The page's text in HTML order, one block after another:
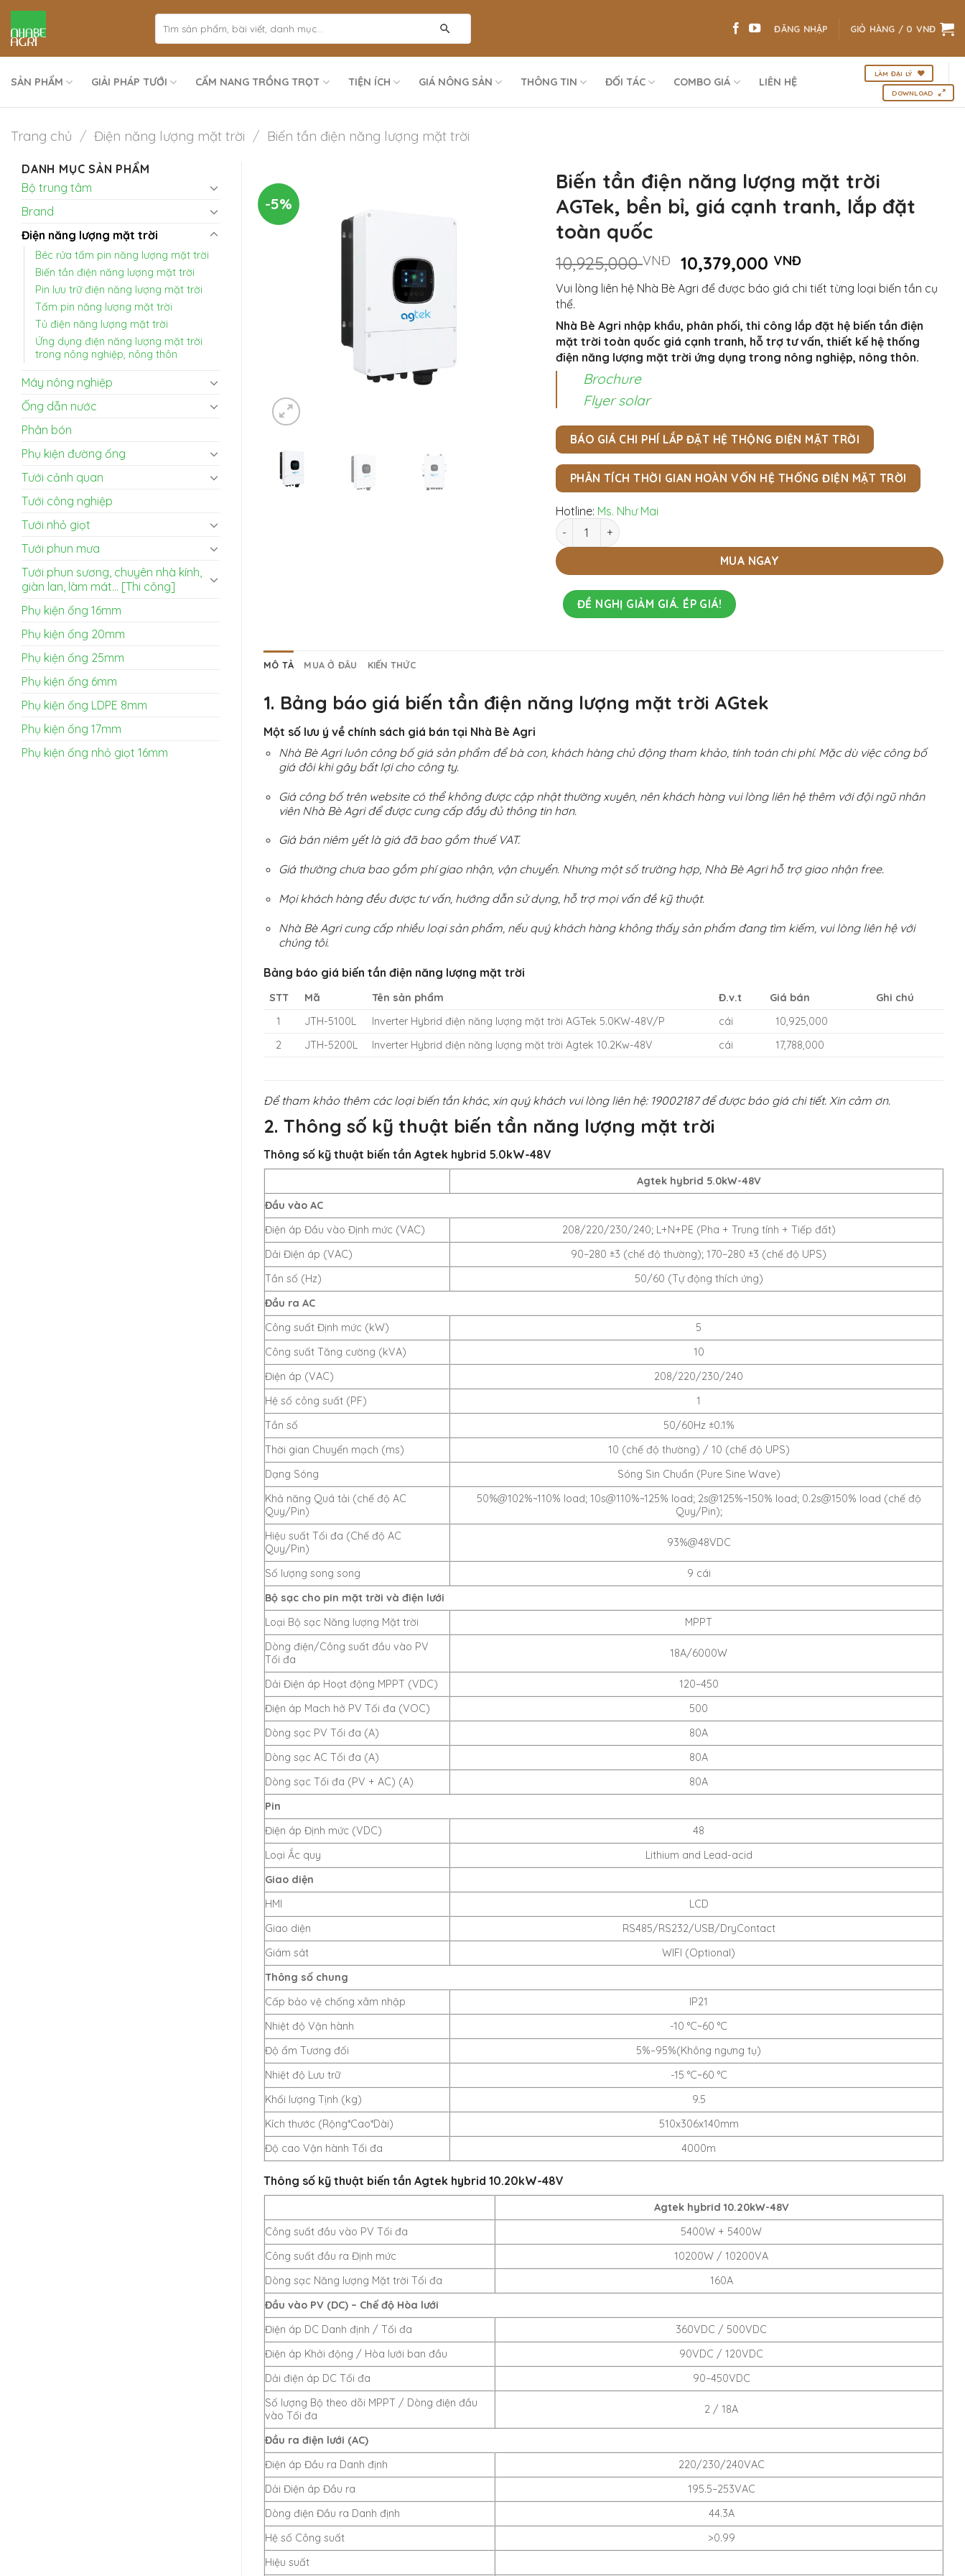
nội
dung
ĐĂNG NHẬP GIỎ HÀNG / 0 VNĐ
SẢN PHẨM GIẢI PHÁP TƯỚI CẨM NANG TRỒNG TRỌT TIỆN ÍCH GIÁ NÔNG SẢN THÔNG TIN ĐỐI TÁC COMBO GIÁ LIÊN HỆ
LÀM ĐẠI LÝ
DOWNLOAD
Trang chủ / Điện năng lượng mặt trời / Biến tần điện năng lượng mặt trời
DANH MỤC SẢN PHẨM
Bộ trung tâm
Brand
Điện năng lượng mặt trời
Béc rửa tấm pin năng lượng mặt trời
Biến tần điện năng lượng mặt trời
Pin lưu trữ điện năng lượng mặt trời
Tấm pin năng lượng mặt trời
Tủ điện năng lượng mặt trời
Ứng dụng điện năng lượng mặt trời
trong nông nghiệp, nông thôn
Máy nông nghiệp
Ống dẫn nước
Phân bón
Phụ kiện đường ống
Tưới cảnh quan
Tưới công nghiệp
Tưới nhỏ giọt
Tưới phun mưa
Tưới phun sương, chuyên nhà kính,
giàn lan, làm mát... [Thi công]
Phụ kiện ống 16mm
Phụ kiện ống 20mm
Phụ kiện ống 25mm
Phụ kiện ống 6mm
Phụ kiện ống LDPE 8mm
Phụ kiện ống 17mm
Phụ kiện ống nhỏ giọt 16mm
-5%
Biến tần điện năng lượng mặt trời
AGTek, bền bỉ, giá cạnh tranh, lắp đặt
toàn quốc
10,925,000VNĐ
Giá
gốc
là:
10,925,000 VNĐ.
10,379,000 VNĐGiá
hiện
tại
là:
10,379,000 VNĐ.
Vui lòng liên hệ Nhà Bè Agri để được báo giá chi tiết từng loại biến tần cụ
thể.
Nhà Bè Agri nhập khẩu, phân phối, thi công lắp đặt hệ biến tần điện
mặt trời toàn quốc giá cạnh tranh, hỗ trợ tư vấn, thiết kế hệ thống
điện năng lượng mặt trời ứng dụng trong nông nghiệp, nông thôn.
Brochure
Flyer solar
BÁO GIÁ CHI PHÍ LẮP ĐẶT HỆ THỘNG ĐIỆN MẶT TRỜI
PHÂN TÍCH THỜI GIAN HOÀN VỐN HỆ THỐNG ĐIỆN MẶT TRỜI
Hotline: Ms. Như Mai
Biến tần điện năng lượng mặt trời AGTek, bền bỉ, giá cạnh tranh, lắp đặt toàn
MUA NGAY
ĐỀ NGHỊ GIẢM GIÁ. ÉP GIÁ!
MÔ TẢ MUA Ở ĐÂU KIẾN THỨC
1. Bảng báo giá biến tần điện năng lượng mặt trời AGtek
Một số lưu ý về chính sách giá bán tại Nhà Bè Agri
Nhà Bè Agri luôn công bố giá sản phẩm để bà con, khách hàng chủ động tham khảo, tính toán chi phí. Mặc dù việc công bố
giá đôi khi gây bất lợi cho công ty.
Giá công bố trên website có thể không được cập nhật thường xuyên, nên khách hàng vui lòng liên hệ thêm với đội ngũ nhân
viên Nhà Bè Agri để được cung cấp đầy đủ thông tin hơn.
Giá bán niêm yết là giá đã bao gồm thuế VAT.
Giá thường chưa bao gồm phí giao nhận, vận chuyển. Nhưng một số trường hợp, Nhà Bè Agri hỗ trợ giao nhận free.
Mọi khách hàng đều được tư vấn, hướng dẫn sử dụng, hỗ trợ mọi vấn đề kỹ thuật.
Nhà Bè Agri cung cấp nhiều loại sản phẩm, nếu quý khách hàng không thấy sản phẩm đang tìm kiếm, vui lòng liên hệ với
chúng tôi.
Bảng báo giá biến tần điện năng lượng mặt trời
STT Mã Tên sản phẩm Đ.v.t Giá bán
Ghi chú
1
JTH-5100L Inverter Hybrid điện năng lượng mặt trời AGTek 5.0KW-48V/P cái
10,925,000
2
JTH-5200L Inverter Hybrid điện năng lượng mặt trời Agtek 10.2Kw-48V cái 17,788,000
Để tham khảo thêm các loại biến tần khác, xin quý khách vui lòng liên hệ: 19002187 để được báo giá chi tiết. Xin cảm ơn.
2. Thông số kỹ thuật biến tần năng lượng mặt trời
Thông số kỹ thuật biến tần Agtek hybrid 5.0kW-48V
Agtek hybrid 5.0kW-48V
Đầu vào AC
Điện áp Đầu vào Định mức (VAC)
208/220/230/240; L+N+PE (Pha + Trung tính + Tiếp đất)
Dải Điện áp (VAC)
90–280 ±3 (chế độ thường); 170–280 ±3 (chế độ UPS)
Tần số (Hz)
50/60 (Tự động thích ứng)
Đầu ra AC
Công suất Định mức (kW)
5
Công suất Tăng cường (kVA)
10
Điện áp (VAC)
208/220/230/240
Hệ số công suất (PF)
1
Tần số
50/60Hz ±0.1%
Thời gian Chuyển mạch (ms)
10 (chế độ thường) / 10 (chế độ UPS)
Dạng Sóng
Sóng Sin Chuẩn (Pure Sine Wave)
Khả năng Quá tải (chế độ AC
Quy/Pin)
50%@102%~110% load; 10s@110%~125% load; 2s@125%~150% load; 0.2s@150% load (chế độ
Quy/Pin);
Hiệu suất Tối đa (Chế độ AC
Quy/Pin)
93%@48VDC
Số lượng song song
9 cái
Bộ sạc cho pin mặt trời và điện lưới
Loại Bộ sạc Năng lượng Mặt trời
MPPT
Dòng điện/Công suất đầu vào PV
Tối đa
18A/6000W
Dải Điện áp Hoạt động MPPT (VDC)
120–450
Điện áp Mach hở PV Tối đa (VOC)
500
Dòng sạc PV Tối đa (A)
80A
Dòng sạc AC Tối đa (A)
80A
Dòng sạc Tối đa (PV + AC) (A)
80A
Pin
Điện áp Định mức (VDC)
48
Loại Ắc quy
Lithium and Lead-acid
Giao diện
HMI
LCD
Giao diện
RS485/RS232/USB/DryContact
Giám sát
WIFI (Optional)
Thông số chung
Cấp bảo vệ chống xâm nhập
IP21
Nhiệt độ Vận hành
-10 °C~60 °C
Độ ẩm Tương đối
5%–95%(Không ngưng tụ)
Nhiệt độ Lưu trữ
-15 °C~60 °C
Khối lượng Tịnh (kg)
9.5
Kích thước (Rộng*Cao*Dài)
510x306x140mm
Độ cao Vận hành Tối đa
4000m
Thông số kỹ thuật biến tần Agtek hybrid 10.20kW-48V
Agtek hybrid 10.20kW-48V
Công suất đầu vào PV Tối đa
5400W + 5400W
Công suất đầu ra Định mức
10200W / 10200VA
Dòng sạc Năng lượng Mặt trời Tối đa
160A
Đầu vào PV (DC) – Chế độ Hòa lưới
Điện áp DC Danh định / Tối đa
360VDC / 500VDC
Điện áp Khởi động / Hòa lưới ban đầu
90VDC / 120VDC
Dải điện áp DC Tối đa
90–450VDC
Số lượng Bộ theo dõi MPPT / Dòng điện đầu
vào Tối đa
2 / 18A
Đầu ra điện lưới (AC)
Điện áp Đầu ra Danh định
220/230/240VAC
Dải Điện áp Đầu ra
195.5–253VAC
Dòng điện Đầu ra Danh định
44.3A
Hệ số Công suất
>0.99
Hiệu suất